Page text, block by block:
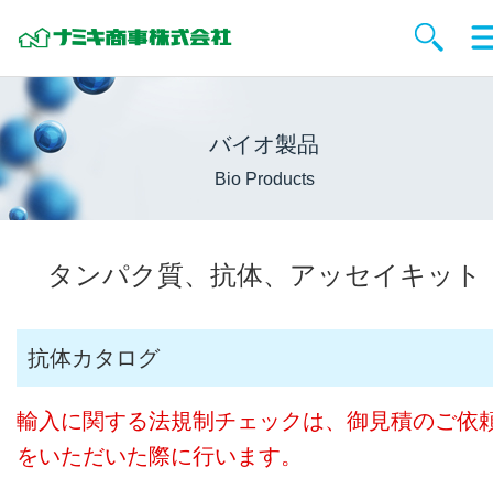
バイオ製品
Bio Products
タンパク質、抗体、アッセイキット
抗体カタログ
輸入に関する法規制チェックは、御見積のご依
をいただいた際に行います。